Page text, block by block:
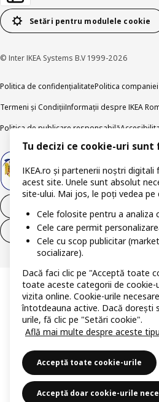
Setări pentru modulele cookie
© Inter IKEA Systems B.V 1999-2026
Politica de confidențialitatePolitica
Termeni și CondițiiInformații despre IKEA
Politica de publicare responsabilă
Retrage-te din contract (servicii)
Tu decizi ce cookie-uri
IKEA.ro și partenerii noștri digitali
acest site. Unele sunt absolut
site-ului. Mai jos, le poți vedea pe
Cele folosite pentru a analiza
Cele care permit
Cele cu scop publicitar
socializare).
Dacă faci clic pe "Acceptă toate
toate aceste categorii de cookie-
vizita online. Cookie-urile
întotdeauna active. Dacă dorești
urile, fă clic pe "Setări cookie".
Află mai multe despre aceste
Acceptă toate cookie-urile
Acceptă doar cookie-urile